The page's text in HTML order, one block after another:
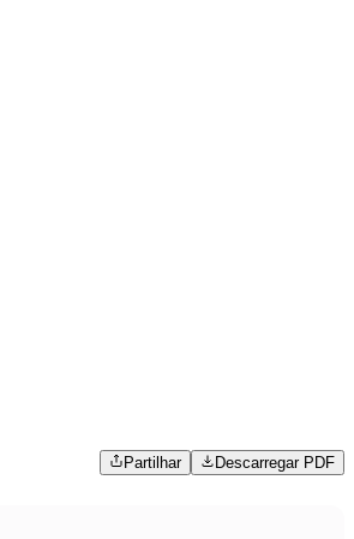
Partilhar Descarregar PDF